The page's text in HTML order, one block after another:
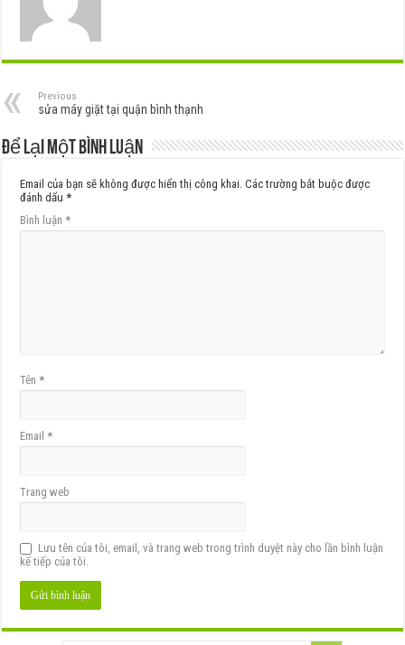
Previous
sửa máy giặt tại quận bình thạnh
Để lại một bình luận
Email của bạn sẽ không được hiển thị công khai. Các trường bắt buộc được
đánh dấu*
Bình luận*
Tên*
Email*
Trang web
Lưu tên của tôi, email, và trang web trong trình duyệt này cho lần bình luận
kế tiếp của tôi.